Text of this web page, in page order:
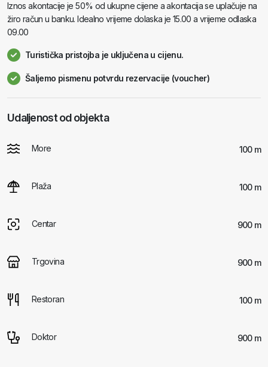
Iznos akontacije je 50% od ukupne cijene a akontacija se uplačuje na
žiro račun u banku. Idealno vrijeme dolaska je 15.00 a vrijeme odlaska
09.00
Turistička pristojba je uključena u cijenu.
Šaljemo pismenu potvrdu rezervacije (voucher)
Udaljenost od objekta
More 100 m
Plaža 100 m
Centar 900 m
Trgovina 900 m
Restoran 100 m
Doktor 900 m